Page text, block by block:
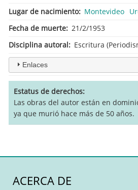
Lugar de nacimiento
Montevideo
Fecha de muerte
21/2/1953
Disciplina autoral
Escritura
Enlaces
Estatus de derechos
Las obras del autor están en
ya que murió hace más de 50 años.
ACERCA DE